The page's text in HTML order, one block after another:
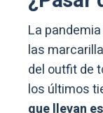
La
las
del outfit de
los últimos